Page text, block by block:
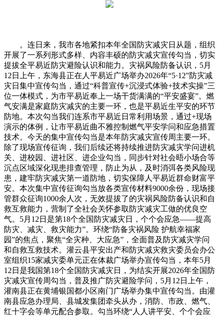
。连日来，我市各地紧扣本年全国防灾减灾日从题，组织
开展了一系列形式多样、内容丰硕的防灾减灾宣传勾当，切实
提拔全平易近防灾避险认识和能力。灾祸风险防备认识，5月
12日上午，东海县正在人平易近广场举办2026年“5·12”防灾减
灾日集中宣传勾当，通过“科普宣传+沉浸式体验+技术实操”三
位一体模式，为市平易近奉上一场干货满满的“平安盛宴”。燃
气安满是家庭防灾减灾的主要一环，也是平易近生平安的环节
防地。本次勾当我们连系市平易近日常利用场景，通过+现场
演示的体例，让市平易近曲不雅控制燃气平安学问和应急措置
技术。今天的集中宣传勾当是本年防灾减灾宣传周主要一环。
除了现场宣传征询，我们后续还将持续推进防灾减灾学问进机
关、进校园、进社区、进企业勾当，同步针对社会晤小场合等
沉点区域深化现患排查管理，防止为从，及时消弭各类风险现
患，建牢防灾减灾第一道防地，切实保障人平易近群命财富平
安。本次集中宣传征询勾当放各类宣传材料9000余份，现场接
管群众征询1000余人次，无效提拔了的灾祸风险防备认识和自
救互救能力，营制了全社会关怀参取防灾减灾工做的优良空
气。5月12日是第18个全国防灾减灾日，个个会应急——提高
防灾、减灾、救灾能力”。环绕“防备灾祸风险 护航幸福家
园”的焦点，聚焦“全灾种、大应急”，全面普及防灾减灾学问
和自救互救技术。灌云县平安出产和防灾减灾救灾委员会办公
室组织15家减灾委单元正在体裁广场举办宣传勾当，本年5月
12日是我国第18个全国防灾减灾日，为结实开展2026年全国防
灾减灾宣传周勾当，普及推广防灾避险学问，5月12日上午，
灌南县正在黄埔银国都小区南门广场举办集中宣传勾当。由灌
南县应急办理局、县城发集团牵头从办，消防、市政、燃气、
红十字会等单元配合参取。勾当环绕“人人讲平安、个个会应